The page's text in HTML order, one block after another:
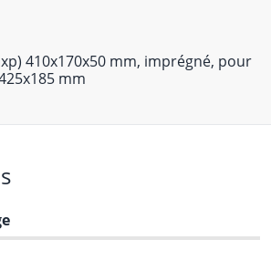
410x170x50 mm, imprégné, pour
mm